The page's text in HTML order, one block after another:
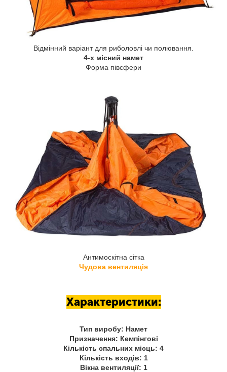
Відмінний варіант для риболовлі чи полювання.
4-х місний намет
Форма півсфери
Антимоскітна сітка
Чудова вентиляція
Характеристики:
Тип виробу: Намет
Призначення: Кемпінгові
Кількість спальних місць: 4
Кількість входів: 1
Вікна вентиляції: 1